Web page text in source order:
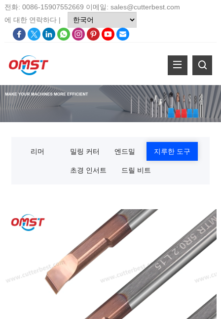
전화: 0086-15907552669 이메일: sales@cutterbest.com
에 대한 연락하다|
리머 밀링 커터 엔드밀 지루한 도구
초경 인서트 드릴 비트